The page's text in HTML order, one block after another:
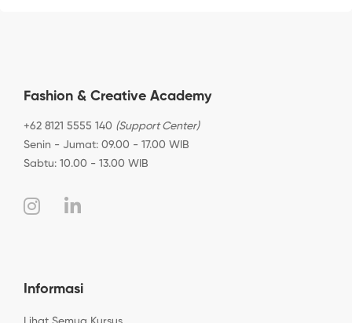
Fashion & Creative Academy
+62 8121 5555 140 (Support Center)
Senin - Jumat: 09.00 - 17.00 WIB
Sabtu: 10.00 - 13.00 WIB
Informasi